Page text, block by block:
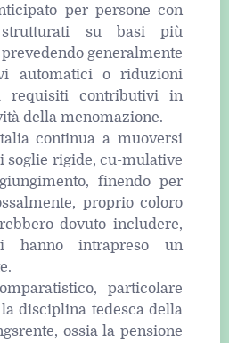
per persone con
su basi più
generalmente
automatici o riduzioni
requisiti contributivi in
della menomazione.
continua a muoversi
soglie rigide, cu-mulative
finendo per
proprio coloro
dovuto includere,
hanno intrapreso un
particolare
disciplina tedesca della
ossia la pensione